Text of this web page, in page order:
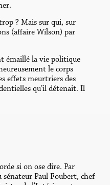
? Mais sur qui, sur
(affaire Wilson) par
émaillé la vie politique
le corps
effets meurtriers des
qu’il détenait. Il
si on ose dire. Par
Paul Foubert, chef